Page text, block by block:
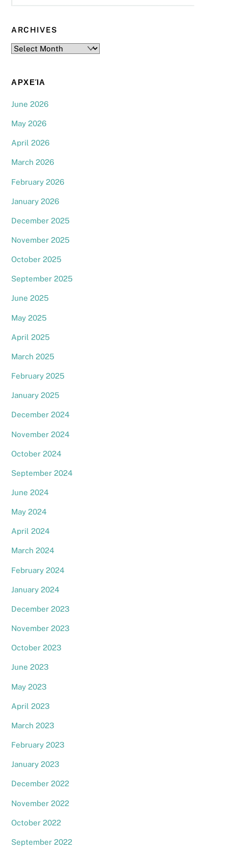
ARCHIVES
Archives
ΑΡΧΕΊΑ
June 2026
May 2026
April 2026
March 2026
February 2026
January 2026
December 2025
November 2025
October 2025
September 2025
June 2025
May 2025
April 2025
March 2025
February 2025
January 2025
December 2024
November 2024
October 2024
September 2024
June 2024
May 2024
April 2024
March 2024
February 2024
January 2024
December 2023
November 2023
October 2023
June 2023
May 2023
April 2023
March 2023
February 2023
January 2023
December 2022
November 2022
October 2022
September 2022